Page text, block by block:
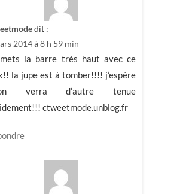
dit :
2014 à 8 h 59 min
la barre très haut avec ce
la jupe est à tomber!!!! j’espère
verra d’autre tenue
ctweetmode.unblog.fr